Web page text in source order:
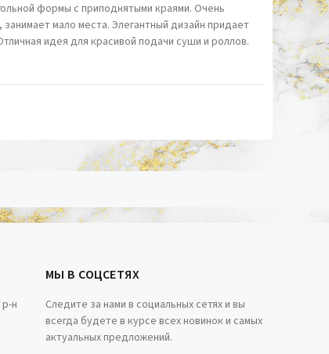
формы с приподнятыми краями. Очень
занимает мало места. Элегантный дизайн придает
идея для красивой подачи суши и роллов.
н
МЫ В СОЦСЕТЯХ
Следите за нами в социальных сетях и вы
всегда будете в курсе всех новинок и самых
актуальных предложений.